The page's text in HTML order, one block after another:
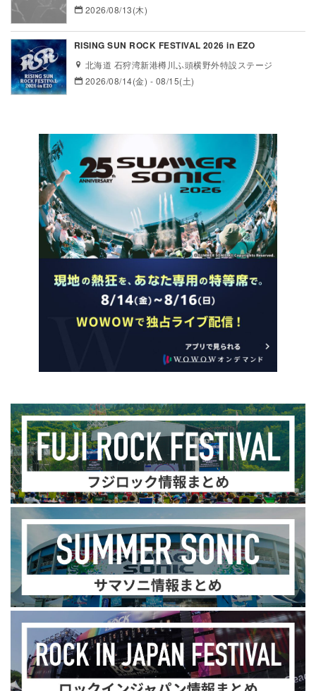
2026/08/13(木)
RISING SUN ROCK FESTIVAL 2026 in EZO
北海道 石狩湾新港樽川ふ頭横野外特設ステージ
2026/08/14(金) - 08/15(土)